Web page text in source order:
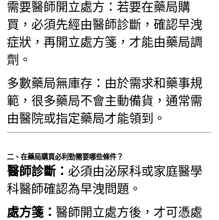
需要醫師開立處方：若要在藥局購
買，必須先經由醫師診斷，確認早洩
症狀，再開立處方箋，才能由藥局調
劑。
多數藥局無庫存：由於需求和藥事規
範，很多藥局不會主動備貨，通常需
由醫院或指定藥局才能領到。
二、在藥局購買必利勁需要哪些條件？
醫師診斷： 必須由泌尿科或家庭醫學
科醫師確認為早洩問題。
處方箋： 醫師開立處方後，才可憑處